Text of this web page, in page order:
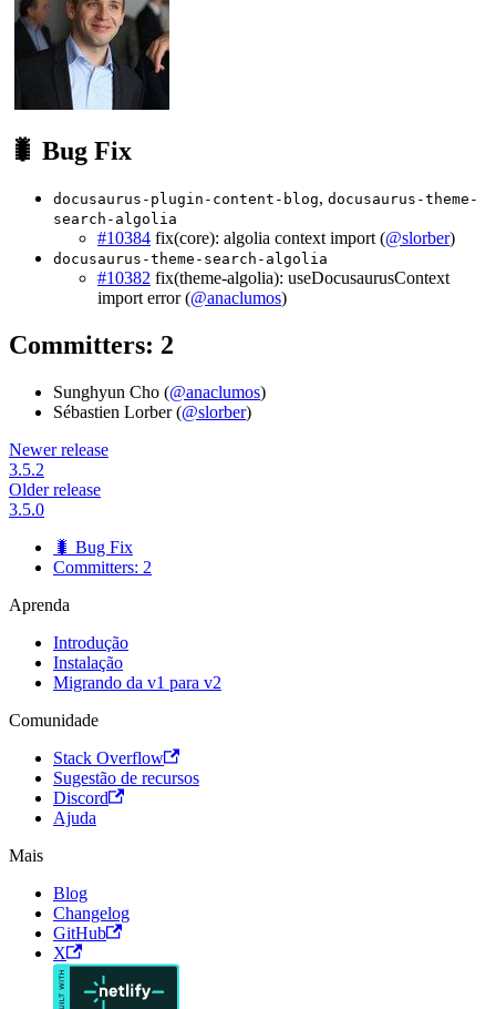
🐛 Bug Fix
docusaurus-plugin-content-blog, docusaurus-theme-
search-algolia
#10384 fix(core): algolia context import (@slorber)
docusaurus-theme-search-algolia
#10382 fix(theme-algolia): useDocusaurusContext
import error (@anaclumos)
Committers: 2
Sunghyun Cho (@anaclumos)
Sébastien Lorber (@slorber)
Newer release
3.5.2
Older release
3.5.0
🐛 Bug Fix
Committers: 2
Aprenda
Introdução
Instalação
Migrando da v1 para v2
Comunidade
Stack Overflow
Sugestão de recursos
Discord
Ajuda
Mais
Blog
Changelog
GitHub
X